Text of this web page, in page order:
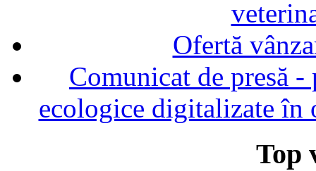
Ofertă
Comunicat de presă
ecologice digitalizate în
Top